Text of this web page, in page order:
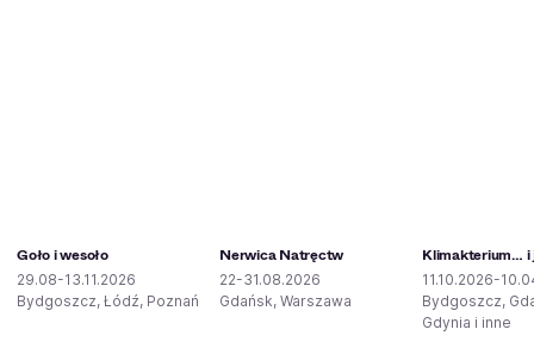
Goło i wesoło
29.08-13.11.2026
Bydgoszcz, Łódź, Poznań
Nerwica Natręctw
22-31.08.2026
Gdańsk, Warszawa
Klimakterium… i
11.10.2026-
Bydgoszcz,
Gdynia i inne